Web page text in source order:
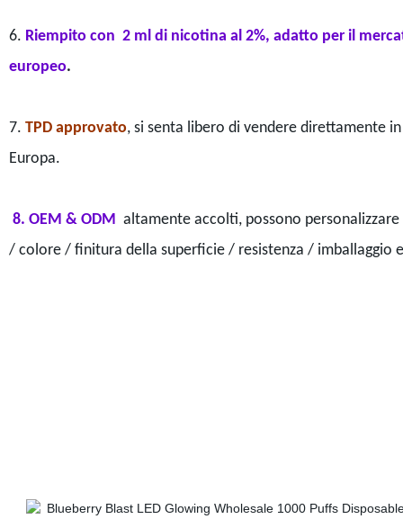
6. Riempito con 2 ml di nicotina al 2%, adatto per il
europeo.
7. TPD approvato, si senta libero di vendere direttamente in
Europa.
8. OEM & ODM altamente accolti, possono personalizzare
/ colore / finitura della superficie / resistenza / imballaggio